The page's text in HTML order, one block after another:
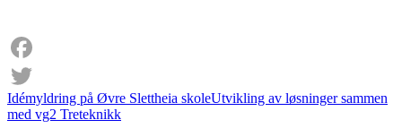
Facebook
Twitter
Idémyldring på Øvre Slettheia skoleUtvikling av løsninger sammen
med vg2 Treteknikk